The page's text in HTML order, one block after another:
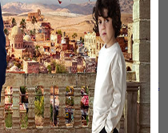
топ шымкенттік әкімдік